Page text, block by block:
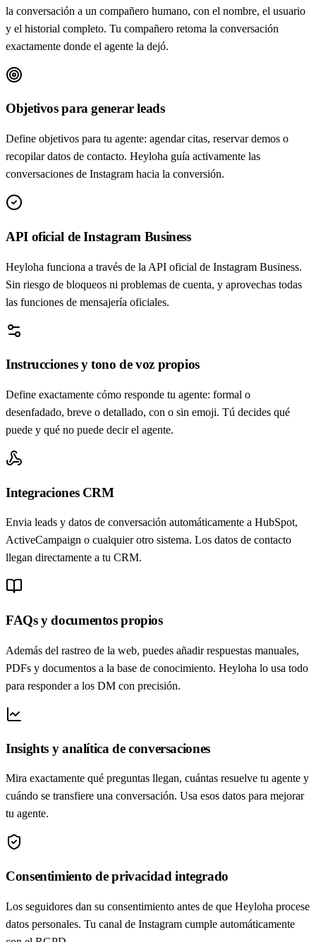
la conversación a un compañero humano, con el nombre, el usuario
y el historial completo. Tu compañero retoma la conversación
exactamente donde el agente la dejó.
Objetivos para generar leads
Define objetivos para tu agente: agendar citas, reservar demos o
recopilar datos de contacto. Heyloha guía activamente las
conversaciones de Instagram hacia la conversión.
API oficial de Instagram Business
Heyloha funciona a través de la API oficial de Instagram Business.
Sin riesgo de bloqueos ni problemas de cuenta, y aprovechas todas
las funciones de mensajería oficiales.
Instrucciones y tono de voz propios
Define exactamente cómo responde tu agente: formal o
desenfadado, breve o detallado, con o sin emoji. Tú decides qué
puede y qué no puede decir el agente.
Integraciones CRM
Envia leads y datos de conversación automáticamente a HubSpot,
ActiveCampaign o cualquier otro sistema. Los datos de contacto
llegan directamente a tu CRM.
FAQs y documentos propios
Además del rastreo de la web, puedes añadir respuestas manuales,
PDFs y documentos a la base de conocimiento. Heyloha lo usa todo
para responder a los DM con precisión.
Insights y analítica de conversaciones
Mira exactamente qué preguntas llegan, cuántas resuelve tu agente y
cuándo se transfiere una conversación. Usa esos datos para mejorar
tu agente.
Consentimiento de privacidad integrado
Los seguidores dan su consentimiento antes de que Heyloha procese
datos personales. Tu canal de Instagram cumple automáticamente